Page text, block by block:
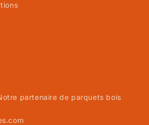
partenaire de parquets bois